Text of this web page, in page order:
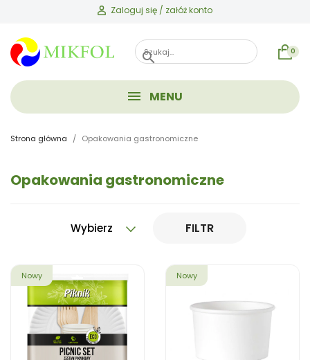
Zaloguj się / załóż konto
search 0
MENU
Strona główna Opakowania gastronomiczne
Opakowania gastronomiczne
Wybierz FILTR
Nowy Nowy